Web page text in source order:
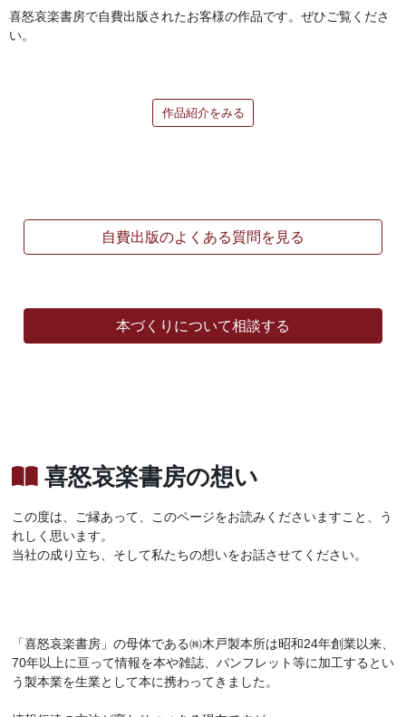
喜怒哀楽書房で自費出版されたお客様の作品です。ぜひご覧くださ
い。
作品紹介をみる
自費出版のよくある質問を見る
本づくりについて相談する
喜怒哀楽書房の想い
この度は、ご縁あって、このページをお読みくださいますこと、う
れしく思います。
当社の成り立ち、そして私たちの想いをお話させてください。
「喜怒哀楽書房」の母体である㈱木戸製本所は昭和24年創業以来、
70年以上に亘って情報を本や雑誌、パンフレット等に加工するとい
う製本業を生業として本に携わってきました。